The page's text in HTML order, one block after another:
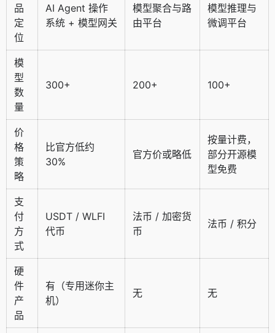
品
定
位
AI Agent 操作
系统 + 模型网关
模型聚合与路
由平台
模型推理与
微调平台
模
型
数
量
300+ 200+ 100+
价
格
策
略
比官方低约
30%
官方价或略低
按量计费，
部分开源模
型免费
支
付
方
式
USDT / WLFI
代币
法币 / 加密货
币
法币 / 积分
硬
件
产
品
有（专用迷你主
机）
无 无